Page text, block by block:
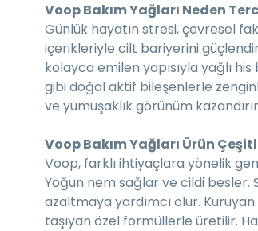
Voop Bakım Yağları Neden
Günlük hayatın stresi, çevresel
içerikleriyle cilt bariyerini
kolayca emilen yapısıyla yağlı
gibi doğal aktif bileşenlerle
ve yumuşaklık görünüm
Voop Bakım Yağları Ürün
Voop, farklı ihtiyaçlara yönelik
Yoğun nem sağlar ve cildi besler.
azaltmaya yardımcı olur.
taşıyan özel formüllerle üretilir.